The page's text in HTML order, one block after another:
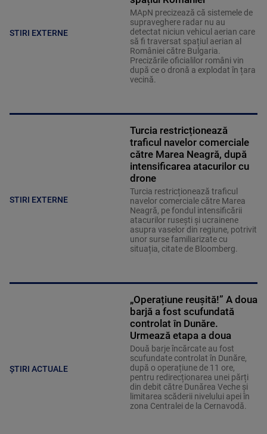
STIRI EXTERNE
MApN precizează că sistemele de
supraveghere radar nu au
detectat niciun vehicul aerian care
să fi traversat spațiul aerian al
României către Bulgaria.
Precizările oficialilor români vin
după ce o dronă a explodat în țara
vecină.
STIRI EXTERNE
Turcia restricționează
traficul navelor comerciale
către Marea Neagră, după
intensificarea atacurilor cu
drone
Turcia restricționează traficul
navelor comerciale către Marea
Neagră, pe fondul intensificării
atacurilor rusești și ucrainene
asupra vaselor din regiune, potrivit
unor surse familiarizate cu
situația, citate de Bloomberg.
ȘTIRI ACTUALE
„Operațiune reușită!” A doua
barjă a fost scufundată
controlat în Dunăre.
Urmează etapa a doua
Două barje încărcate au fost
scufundate controlat în Dunăre,
după o operațiune de 11 ore,
pentru redirecționarea unei părți
din debit către Dunărea Veche și
limitarea scăderii nivelului apei în
zona Centralei de la Cernavodă.